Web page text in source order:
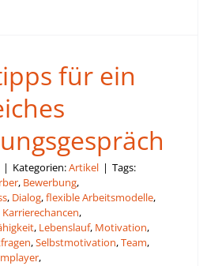
für ein
| Kategorien:Artikel | Tags:
, Bewerbung,
, Dialog,flexible Arbeitsmodelle,
Karrierechancen,
, Lebenslauf, Motivation,
,Selbstmotivation,Team,
,